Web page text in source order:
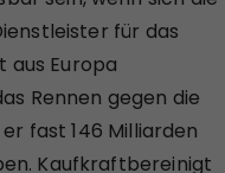
für das
aus Europa
Rennen gegen die
fast 146 Milliarden
Kaufkraftbereinigt